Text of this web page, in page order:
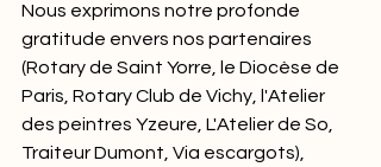
Nous exprimons notre profonde
gratitude envers nos partenaires
(Rotary de Saint Yorre, le Diocèse de
Paris, Rotary Club de Vichy, l'Atelier
des peintres Yzeure, L'Atelier de So,
Traiteur Dumont, Via escargots),